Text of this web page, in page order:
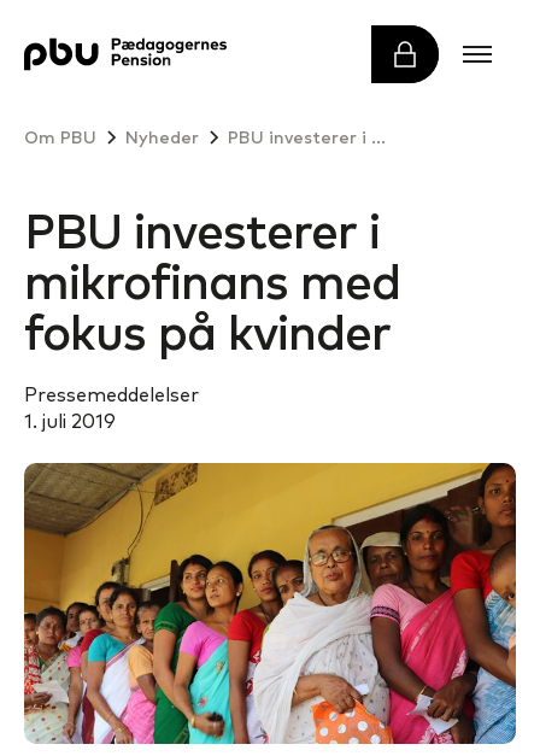
Om PBU Nyheder PBU investerer i mikrofinans med fokus på kvinder
PBU investerer i
mikrofinans med
fokus på kvinder
Pressemeddelelser
1. juli 2019